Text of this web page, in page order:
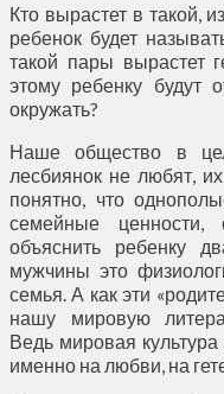
Кто вырастет в такой,
ребенок будет
такой пары вырастет
этому ребенку будут
окружать?
Наше общество в
лесбиянок не любят,
понятно, что
семейные ценности,
объяснить ребенку
мужчины это
семья. А как эти
нашу мировую
Ведь мировая
именно на любви, на